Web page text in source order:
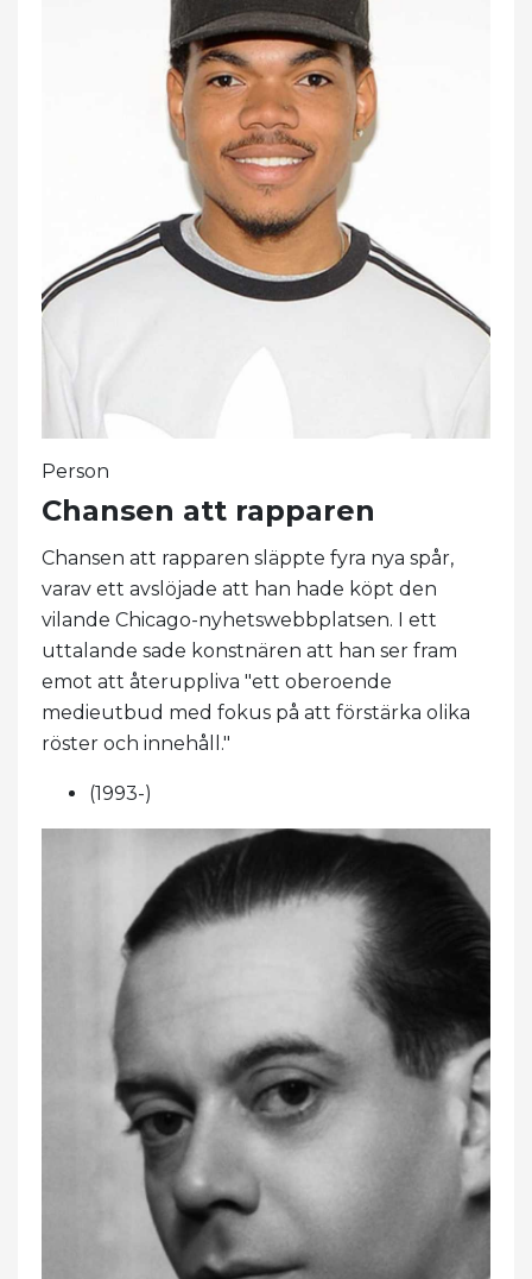
Person
Chansen att rapparen
Chansen att rapparen släppte fyra nya spår,
varav ett avslöjade att han hade köpt den
vilande Chicago-nyhetswebbplatsen. I ett
uttalande sade konstnären att han ser fram
emot att återuppliva "ett oberoende
medieutbud med fokus på att förstärka olika
röster och innehåll."
(1993-)